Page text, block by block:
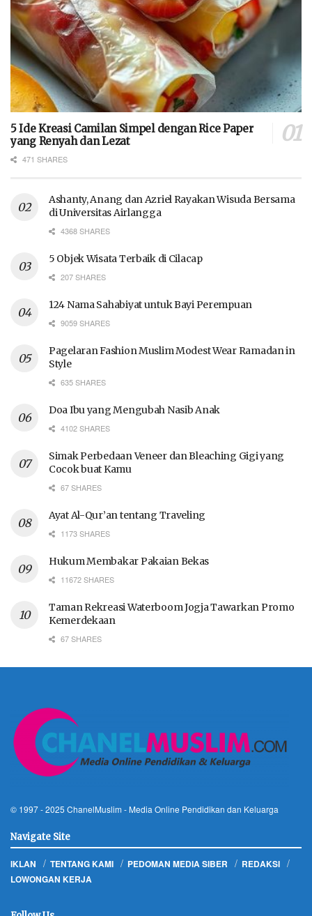
5 Ide Kreasi Camilan Simpel dengan Rice Paper
yang Renyah dan Lezat
471 SHARES
Ashanty, Anang dan Azriel Rayakan Wisuda Bersama
di Universitas Airlangga
4368 SHARES
5 Objek Wisata Terbaik di Cilacap
207 SHARES
124 Nama Sahabiyat untuk Bayi Perempuan
9059 SHARES
Pagelaran Fashion Muslim Modest Wear Ramadan in
Style
635 SHARES
Doa Ibu yang Mengubah Nasib Anak
4102 SHARES
Simak Perbedaan Veneer dan Bleaching Gigi yang
Cocok buat Kamu
67 SHARES
Ayat Al-Qur’an tentang Traveling
1173 SHARES
Hukum Membakar Pakaian Bekas
11672 SHARES
Taman Rekreasi Waterboom Jogja Tawarkan Promo
Kemerdekaan
67 SHARES
© 1997 - 2025 ChanelMuslim - Media Online Pendidikan dan Keluarga
Navigate Site
IKLAN TENTANG KAMI PEDOMAN MEDIA SIBER
REDAKSI
LOWONGAN KERJA